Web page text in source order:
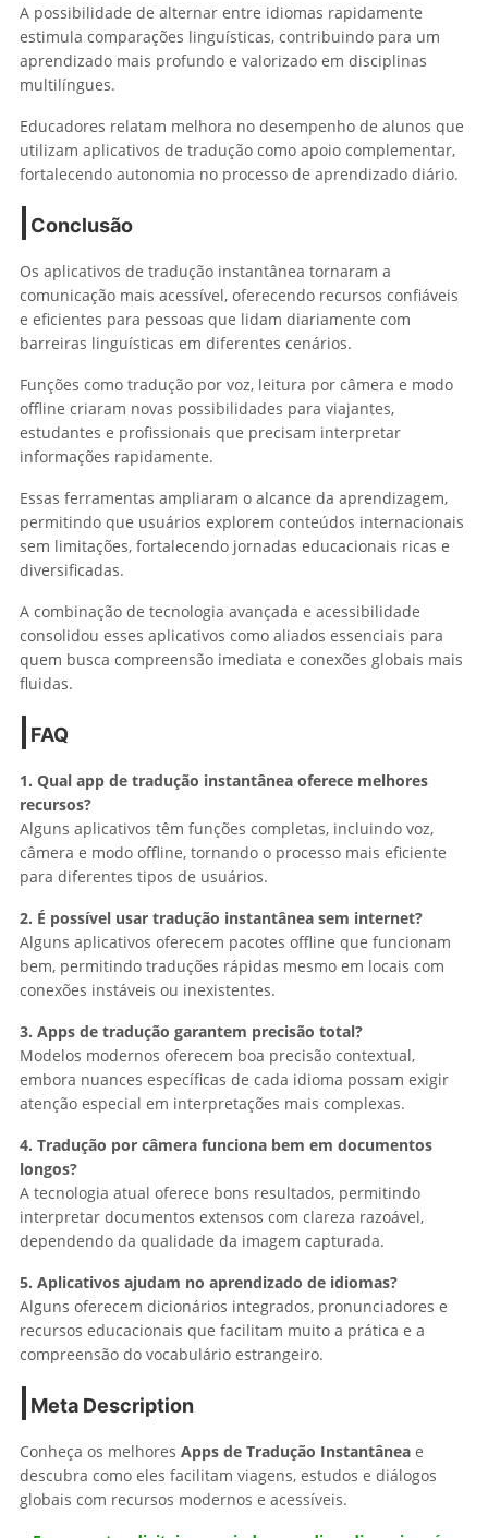
A possibilidade de alternar entre idiomas rapidamente
estimula comparações linguísticas, contribuindo para um
aprendizado mais profundo e valorizado em disciplinas
multilíngues.
Educadores relatam melhora no desempenho de alunos que
utilizam aplicativos de tradução como apoio complementar,
fortalecendo autonomia no processo de aprendizado diário.
Conclusão
Os aplicativos de tradução instantânea tornaram a
comunicação mais acessível, oferecendo recursos confiáveis
e eficientes para pessoas que lidam diariamente com
barreiras linguísticas em diferentes cenários.
Funções como tradução por voz, leitura por câmera e modo
offline criaram novas possibilidades para viajantes,
estudantes e profissionais que precisam interpretar
informações rapidamente.
Essas ferramentas ampliaram o alcance da aprendizagem,
permitindo que usuários explorem conteúdos internacionais
sem limitações, fortalecendo jornadas educacionais ricas e
diversificadas.
A combinação de tecnologia avançada e acessibilidade
consolidou esses aplicativos como aliados essenciais para
quem busca compreensão imediata e conexões globais mais
fluidas.
FAQ
1. Qual app de tradução instantânea oferece melhores
recursos?
Alguns aplicativos têm funções completas, incluindo voz,
câmera e modo offline, tornando o processo mais eficiente
para diferentes tipos de usuários.
2. É possível usar tradução instantânea sem internet?
Alguns aplicativos oferecem pacotes offline que funcionam
bem, permitindo traduções rápidas mesmo em locais com
conexões instáveis ou inexistentes.
3. Apps de tradução garantem precisão total?
Modelos modernos oferecem boa precisão contextual,
embora nuances específicas de cada idioma possam exigir
atenção especial em interpretações mais complexas.
4. Tradução por câmera funciona bem em documentos
longos?
A tecnologia atual oferece bons resultados, permitindo
interpretar documentos extensos com clareza razoável,
dependendo da qualidade da imagem capturada.
5. Aplicativos ajudam no aprendizado de idiomas?
Alguns oferecem dicionários integrados, pronunciadores e
recursos educacionais que facilitam muito a prática e a
compreensão do vocabulário estrangeiro.
Meta Description
Conheça os melhores Apps de Tradução Instantânea e
descubra como eles facilitam viagens, estudos e diálogos
globais com recursos modernos e acessíveis.